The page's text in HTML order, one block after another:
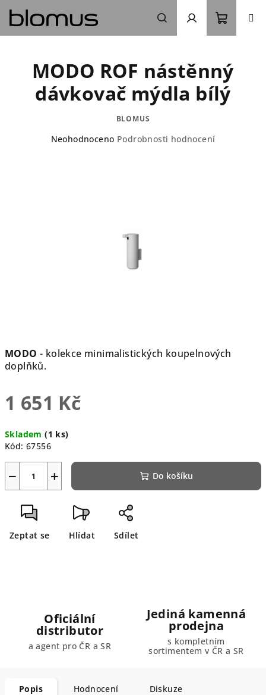
obsah
Hledat Přihlášení
košík
MODO - kolekce minimalistických koupelnových
doplňků.
1 651 Kč
cena:
Skladem(1 ks)
Kód: 67556
+
− Do košíku
Zeptat se Hlídat Sdílet
MODO ROF nástěnný
dávkovač mýdla bílý
BLOMUS
Průměrné
Neohodnoceno Podrobnosti hodnocení
Oficiální
distributor
a agent pro ČR a SR
Jediná kamenná
prodejna
s kompletním
sortimentem v ČR a SR
Popis Hodnocení Diskuze